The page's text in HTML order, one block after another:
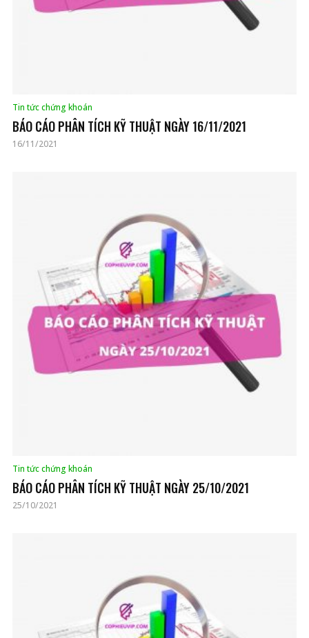
Tin tức chứng khoán
BÁO CÁO PHÂN TÍCH KỸ THUẬT NGÀY 16/11/2021
16/11/2021
Tin tức chứng khoán
BÁO CÁO PHÂN TÍCH KỸ THUẬT NGÀY 25/10/2021
25/10/2021